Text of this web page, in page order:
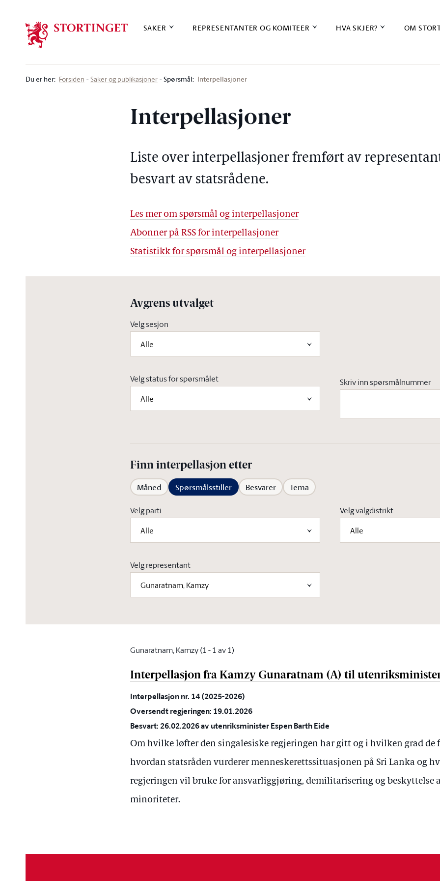
SAKER REPRESENTANTER OG KOMITEER HVA SKJER? OM
Du er her: Forsiden Saker og publikasjoner Spørsmål: Interpellasjoner
Interpellasjoner
Liste over interpellasjoner fremført av
besvart av statsrådene.
Les mer om spørsmål og interpellasjoner
Abonner på RSS for interpellasjoner
Statistikk for spørsmål og interpellasjoner
Avgrens utvalget
Velg sesjon
Alle
Velg status for spørsmålet
Alle
Skriv inn spørsmålnummer
Finn interpellasjon etter
Måned Spørsmålsstiller Besvarer Tema
Velg parti
Alle
Velg valgdistrikt
Alle
Velg representant
Gunaratnam, Kamzy
Gunaratnam, Kamzy(1 - 1 av 1)
Interpellasjon fra Kamzy Gunaratnam (A) til
Interpellasjon nr. 14 (2025-2026)
Oversendt regjeringen: 19.01.2026
Besvart: 26.02.2026 av utenriksminister Espen Barth Eide
Om hvilke løfter den singalesiske regjeringen har gitt og i hvilken grad de
hvordan statsråden vurderer menneskerettssituasjonen på Sri Lanka og
regjeringen vil bruke for ansvarliggjøring, demilitarisering og beskyttelse
minoriteter.